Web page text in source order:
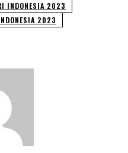
INDONESIA 2023
2023